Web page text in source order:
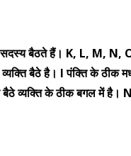
सदस्य बैठते हैं। K, L, M, N,
बैठे है। I पंक्ति के ठीक
व्यक्ति के ठीक बगल में है। N